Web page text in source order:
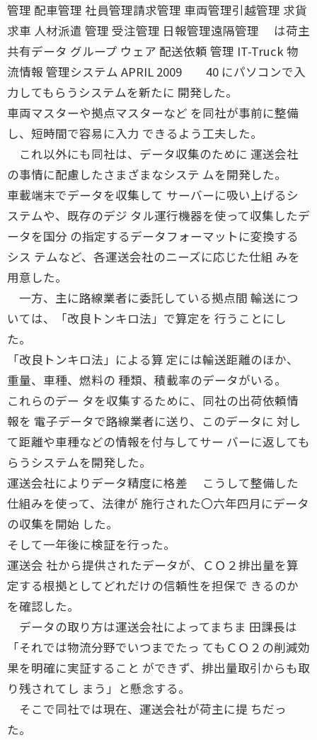
管理 配車管理 社員管理請求管理 車両管理引越管理 求貨
求車 人材派遣 管理 受注管理 日報管理遠隔管理 は荷主
共有データ グループ ウェア 配送依頼 管理 IT-Truck 物
流情報 管理システム APRIL 2009 40 にパソコンで入
力してもらうシステムを新たに 開発した。
車両マスターや拠点マスターなど を同社が事前に整備
し、短時間で容易に入力 できるよう工夫した。
これ以外にも同社は、データ収集のために 運送会社
の事情に配慮したさまざまなシステ ムを開発した。
車載端末でデータを収集して サーバーに吸い上げるシ
ステムや、既存のデジ タル運行機器を使って収集したデ
ータを国分 の指定するデータフォーマットに変換する
シス テムなど、各運送会社のニーズに応じた仕組 みを
用意した。
一方、主に路線業者に委託している拠点間 輸送につ
いては、「改良トンキロ法」で算定を 行うことにし
た。
「改良トンキロ法」による算 定には輸送距離のほか、
重量、車種、燃料の 種類、積載率のデータがいる。
これらのデー タを収集するために、同社の出荷依頼情
報を 電子データで路線業者に送り、このデータに 対し
て距離や車種などの情報を付与してサー バーに返しても
らうシステムを開発した。
運送会社によりデータ精度に格差 こうして整備した
仕組みを使って、法律が 施行された〇六年四月にデータ
の収集を開始 した。
そして一年後に検証を行った。
運送会 社から提供されたデータが、ＣＯ２排出量を算
定する根拠としてどれだけの信頼性を担保で きるのか
を確認した。
データの取り方は運送会社によってまちま 田課長は
「それでは物流分野でいつまでたっ てもＣＯ２の削減効
果を明確に実証すること ができず、排出量取引からも取
り残されてし まう」と懸念する。
そこで同社では現在、運送会社が荷主に提 ちだっ
た。